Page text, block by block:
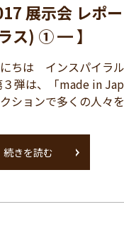
展示会 レ
ス) ① ━ 】
ちは インスパイラル
３弾は、「made in
ションで多くの人々
続きを読む